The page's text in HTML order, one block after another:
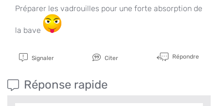
Préparer les vadrouilles pour une forte absorption de
la bave
Signaler Citer Répondre
Réponse rapide